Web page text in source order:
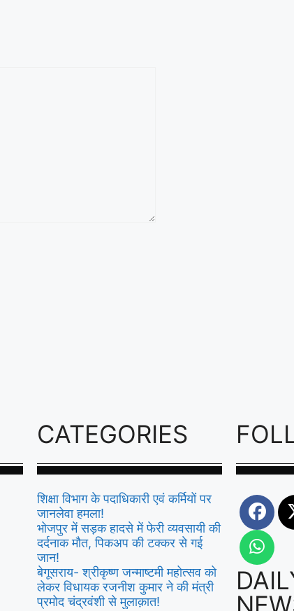
CATEGORIES
शिक्षा विभाग के पदाधिकारी एवं कर्मियों पर
जानलेवा हमला!
भोजपुर में सड़क हादसे में फेरी व्यवसायी की
दर्दनाक मौत, पिकअप की टक्कर से गई
जान!
बेगूसराय- श्रीकृष्ण जन्माष्टमी महोत्सव को
लेकर विधायक रजनीश कुमार ने की मंत्री
प्रमोद चंद्रवंशी से मुलाक़ात!